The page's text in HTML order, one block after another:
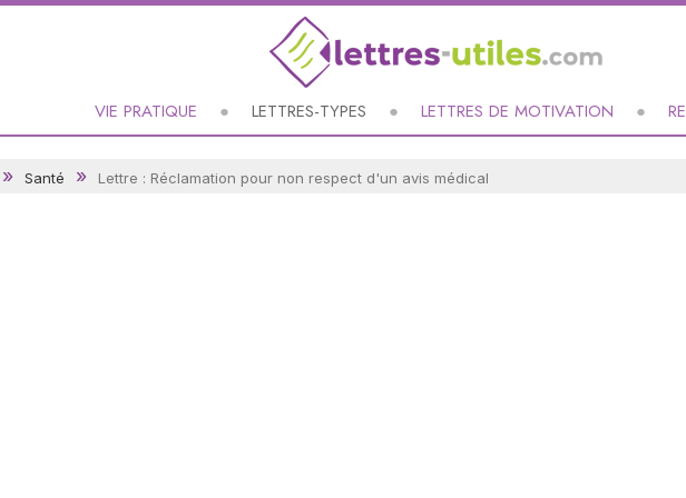
VIE PRATIQUE LETTRES-TYPES LETTRES DE MOTIVATION
Santé Lettre : Réclamation pour non respect d'un avis médical